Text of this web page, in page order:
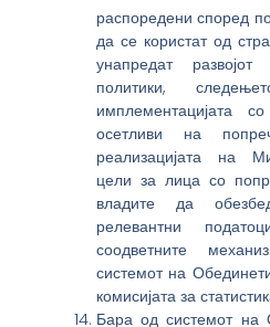
распоредени според
да се користат од
унапредат
политики,
имплементацијата
осетливи на
реализацијата на
цели за лица со
владите да
релевантни
соодветните
системот на
комисијата за
Бара од системот на